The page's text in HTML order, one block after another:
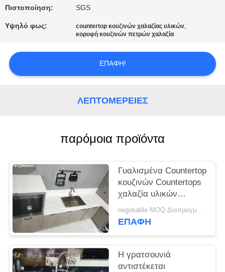
ΕΠΑΦΉ
ΜΕ
ΕΙΔΉΣΕΙΣ
SITEMAP
PRIVACY
POLICY
Πιστοποίηση: SGS
Υψηλό φως: countertop κουζινών χαλαζίας υλικών,
κορυφή κουζινών πετρών χαλαζία
ΕΠΑΦΉ!
ΛΕΠΤΟΜΈΡΕΙΕΣ
παρόμοια προϊόντα
Γυαλισμένα Countertop
κουζινών Countertops
χαλαζία υλικών
κατασκευασμένα
χαλαζίας
negotiable MOQ:Διαπραγματεύσιμο
ΕΠΑΦΉ
Η γρατσουνιά
αντιστέκεται